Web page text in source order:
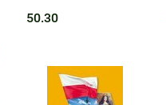
50.30